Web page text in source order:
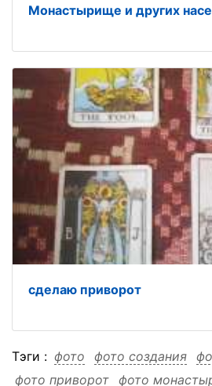
Монастырище и других
сделаю приворот
Тэги : фото фото создания
фото приворот фото